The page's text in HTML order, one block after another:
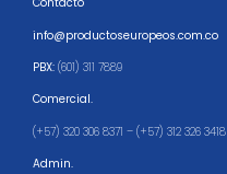
info@productoseuropeos.com.co
PBX: (601) 311 7889
Comercial.
(+57) 320 306 8371 – (+57) 312 326 3418
Admin.